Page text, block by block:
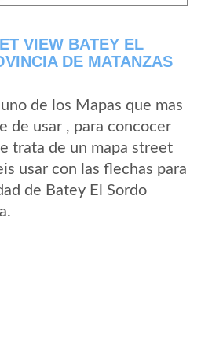
VIEW BATEY EL
DE MATANZAS
de los Mapas que mas
de usar , para concocer
trata de un mapa street
usar con las flechas para
de Batey El Sordo